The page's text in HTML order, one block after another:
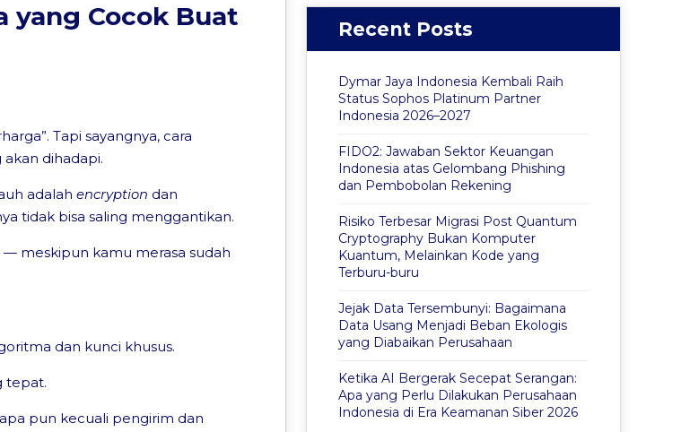
yang Cocok Buat
Tapi sayangnya, cara
dihadapi.
adalahencryption dan
tidak bisa saling menggantikan.
meskipun kamu merasa sudah
dan kunci khusus.
tepat.
pun kecuali pengirim dan
Recent Posts
Dymar Jaya Indonesia Kembali Raih
Status Sophos Platinum Partner
Indonesia 2026–2027
FIDO2: Jawaban Sektor Keuangan
Indonesia atas Gelombang Phishing
dan Pembobolan Rekening
Risiko Terbesar Migrasi Post Quantum
Cryptography Bukan Komputer
Kuantum, Melainkan Kode yang
Terburu-buru
Jejak Data Tersembunyi: Bagaimana
Data Usang Menjadi Beban Ekologis
yang Diabaikan Perusahaan
Ketika AI Bergerak Secepat Serangan:
Apa yang Perlu Dilakukan Perusahaan
Indonesia di Era Keamanan Siber 2026